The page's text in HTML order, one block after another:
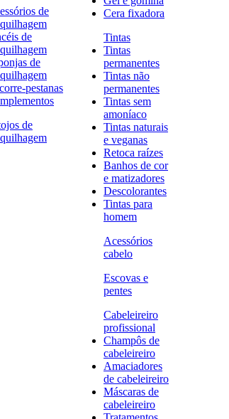
de
de
de
pestanas
de
Cera fixadora
Tintas
Tintas
permanentes
Tintas não
permanentes
Tintas sem
amoníaco
Tintas naturais
e veganas
Retoca raízes
Banhos de cor
e matizadores
Descolorantes
Tintas para
homem
Acessórios
cabelo
Escovas e
pentes
Cabeleireiro
profissional
Champôs de
cabeleireiro
Amaciadores
de cabeleireiro
Máscaras de
cabeleireiro